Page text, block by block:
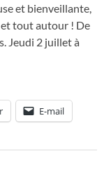
et bienveillante,
et tout autour ! De
Jeudi 2 juillet à
E-mail